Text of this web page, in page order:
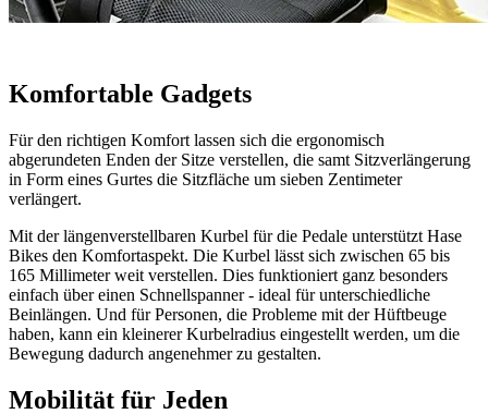
Komfortable Gadgets
Für den richtigen Komfort lassen sich die ergonomisch
abgerundeten Enden der Sitze verstellen, die samt Sitzverlängerung
in Form eines Gurtes die Sitzfläche um sieben Zentimeter
verlängert.
Mit der längenverstellbaren Kurbel für die Pedale unterstützt Hase
Bikes den Komfortaspekt. Die Kurbel lässt sich zwischen 65 bis
165 Millimeter weit verstellen. Dies funktioniert ganz besonders
einfach über einen Schnellspanner - ideal für unterschiedliche
Beinlängen. Und für Personen, die Probleme mit der Hüftbeuge
haben, kann ein kleinerer Kurbelradius eingestellt werden, um die
Bewegung dadurch angenehmer zu gestalten.
Mobilität für Jeden